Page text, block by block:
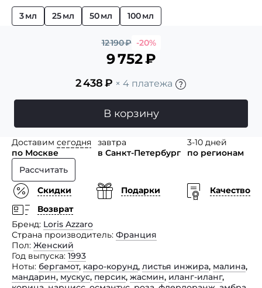
3 мл 25 мл 50 мл 100 мл
12 190₽ -20%
9 752₽
2 438₽ × 4 платежа
В корзину
Доставим сегодня
по Москве
завтра
в Санкт-Петербург
3-10 дней
по регионам
Рассчитать
Скидки
Подарки
Качество
Возврат
Бренд Loris Azzaro
Страна производитель Франция
Пол Женский
Год выпуска 1993
Ноты бергамот, каро-корунд, листья инжира, малина,
мандарин, мускус, персик, жасмин, иланг-иланг,